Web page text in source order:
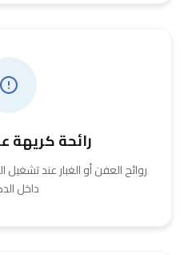
رائحة كريهة
روائح العفن أو الغبار عند
داخل